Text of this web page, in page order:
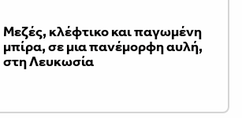
Μεζές, κλέφτικο και παγωμένη
μπίρα, σε μια πανέμορφη αυλή,
στη Λευκωσία